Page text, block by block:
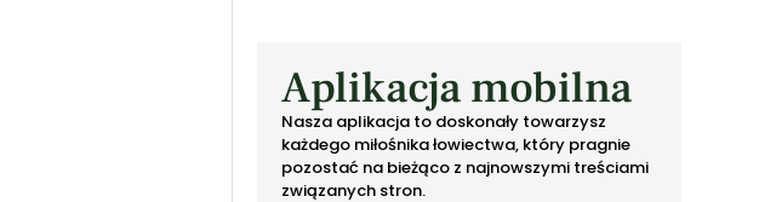
Aplikacja mobilna
Nasza aplikacja to doskonały towarzysz
każdego miłośnika łowiectwa, który pragnie
pozostać na bieżąco z najnowszymi treściami
związanych stron.